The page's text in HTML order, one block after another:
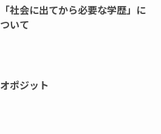
「社会に出てから必要な学歴」に
ついて
オポジット